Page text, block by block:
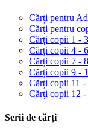
Cărți pentru
Cărți pentru
Cărți copii 1 -
Cărți copii 4 -
Cărți copii 7 -
Cărți copii 9 -
Cărți copii 11 -
Cărți copii 12 -
Serii de cărți